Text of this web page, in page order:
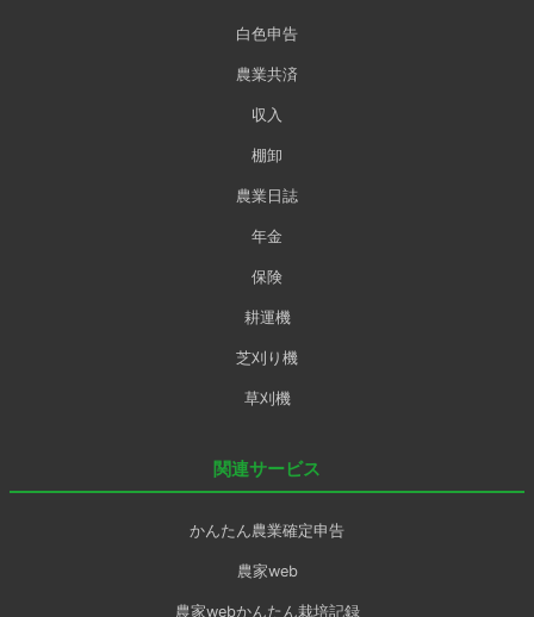
白色申告
農業共済
収入
棚卸
農業日誌
年金
保険
耕運機
芝刈り機
草刈機
関連サービス
かんたん農業確定申告
農家web
農家webかんたん栽培記録